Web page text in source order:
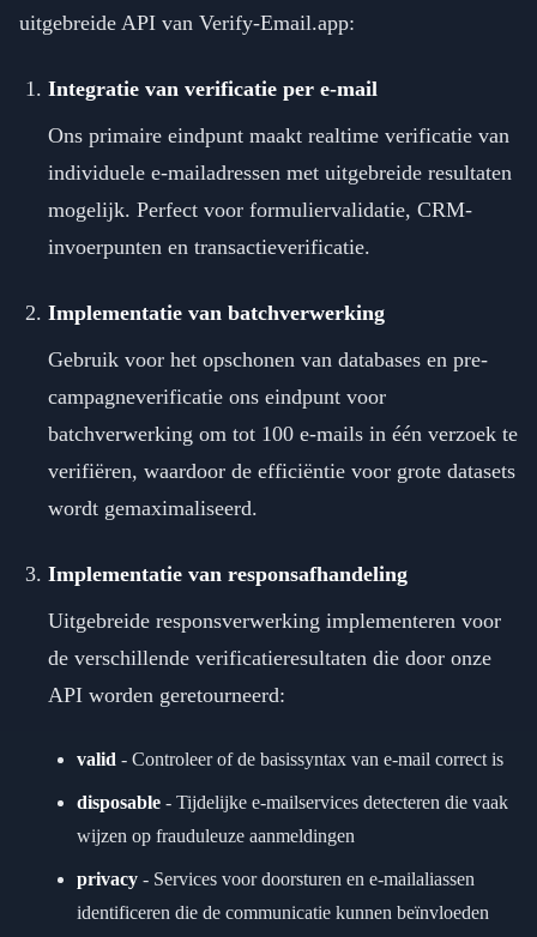
uitgebreide API van Verify-Email.app:
Integratie van verificatie per e-mail
Ons primaire eindpunt maakt realtime verificatie van
individuele e-mailadressen met uitgebreide resultaten
mogelijk. Perfect voor formuliervalidatie, CRM-
invoerpunten en transactieverificatie.
Implementatie van batchverwerking
Gebruik voor het opschonen van databases en pre-
campagneverificatie ons eindpunt voor
batchverwerking om tot 100 e-mails in één verzoek te
verifiëren, waardoor de efficiëntie voor grote datasets
wordt gemaximaliseerd.
Implementatie van responsafhandeling
Uitgebreide responsverwerking implementeren voor
de verschillende verificatieresultaten die door onze
API worden geretourneerd:
valid - Controleer of de basissyntax van e-mail correct is
disposable - Tijdelijke e-mailservices detecteren die vaak
wijzen op frauduleuze aanmeldingen
privacy - Services voor doorsturen en e-mailaliassen
identificeren die de communicatie kunnen beïnvloeden